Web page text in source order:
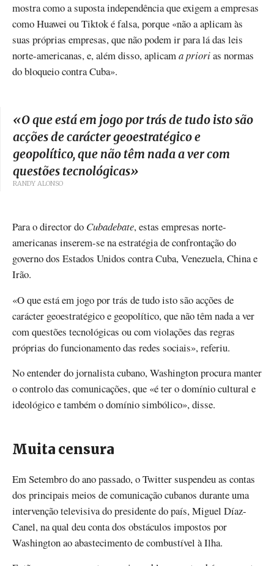
mostra como a suposta independência que exigem a empresas
como Huawei ou Tiktok é falsa, porque «não a aplicam às
suas próprias empresas, que não podem ir para lá das leis
norte-americanas, e, além disso, aplicama priorias normas
do bloqueio contra Cuba».
«O que está em jogo por trás de tudo isto são
acções de carácter geoestratégico e
geopolítico, que não têm nada a ver com
questões tecnológicas»
RANDY ALONSO
Para o director do Cubadebate, estas empresas norte-
americanas inserem-se na estratégia de confrontação do
governo dos Estados Unidos contra Cuba, Venezuela, China e
Irão.
«O que está em jogo por trás de tudo isto são acções de
carácter geoestratégico e geopolítico, que não têm nada a ver
com questões tecnológicas ou com violações das regras
próprias do funcionamento das redes sociais», referiu.
No entender do jornalista cubano, Washington procura manter
o controlo das comunicações, que «é ter o domínio cultural e
ideológico e também o domínio simbólico», disse.
Muita censura
Em Setembro do ano passado, o Twitter suspendeu as contas
dos principais meios de comunicação cubanos durante uma
intervenção televisiva do presidente do país, Miguel Díaz-
Canel, na qual deu conta dos obstáculos impostos por
Washington ao abastecimento de combustível à Ilha.